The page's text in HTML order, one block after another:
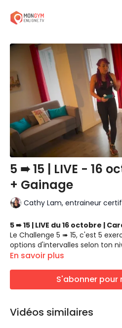
5 ➠ 15 | LIVE - 16
+ Gainage
Cathy Lam, entraineur
5 ➠ 15 | LIVE du 16 octobre |
Le Challenge 5 ➠ 15, c'est 5
options d'intervalles selon ton
Fais-le!
EXERCICES
Squat à planche
Pont unilatéral (l'autre côté
En savoir plus
S'abonner pour
Vidéos similaires